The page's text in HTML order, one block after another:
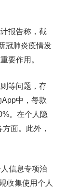
报告称，截
冠肺炎疫情发
要作用。
等问题，存
中，每款
。在个人隐
面。此外，
信息专项治
收集使用个人